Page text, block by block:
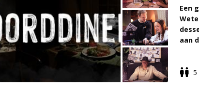
Onze
free-
Een
aan
Een5